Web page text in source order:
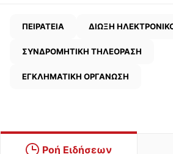
ΠΕΙΡΑΤΕΙΑ ΔΙΩΞΗ
ΣΥΝΔΡΟΜΗΤΙΚΗ ΤΗΛΕΟΡΑΣΗ
ΕΓΚΛΗΜΑΤΙΚΗ ΟΡΓΑΝΩΣΗ
Ροή Ειδήσεων